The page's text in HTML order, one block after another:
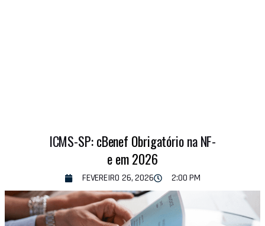
ICMS-SP: cBenef Obrigatório na NF-
e em 2026
FEVEREIRO 26, 2026 2:00 PM